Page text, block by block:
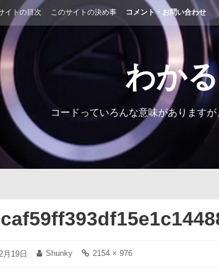
イトの目次 このサイトの決め事 コメント・お問い合わせ
わか
コードっていろんな意味があります
月19日
2022 投
Shunky
フ
2154 × 976